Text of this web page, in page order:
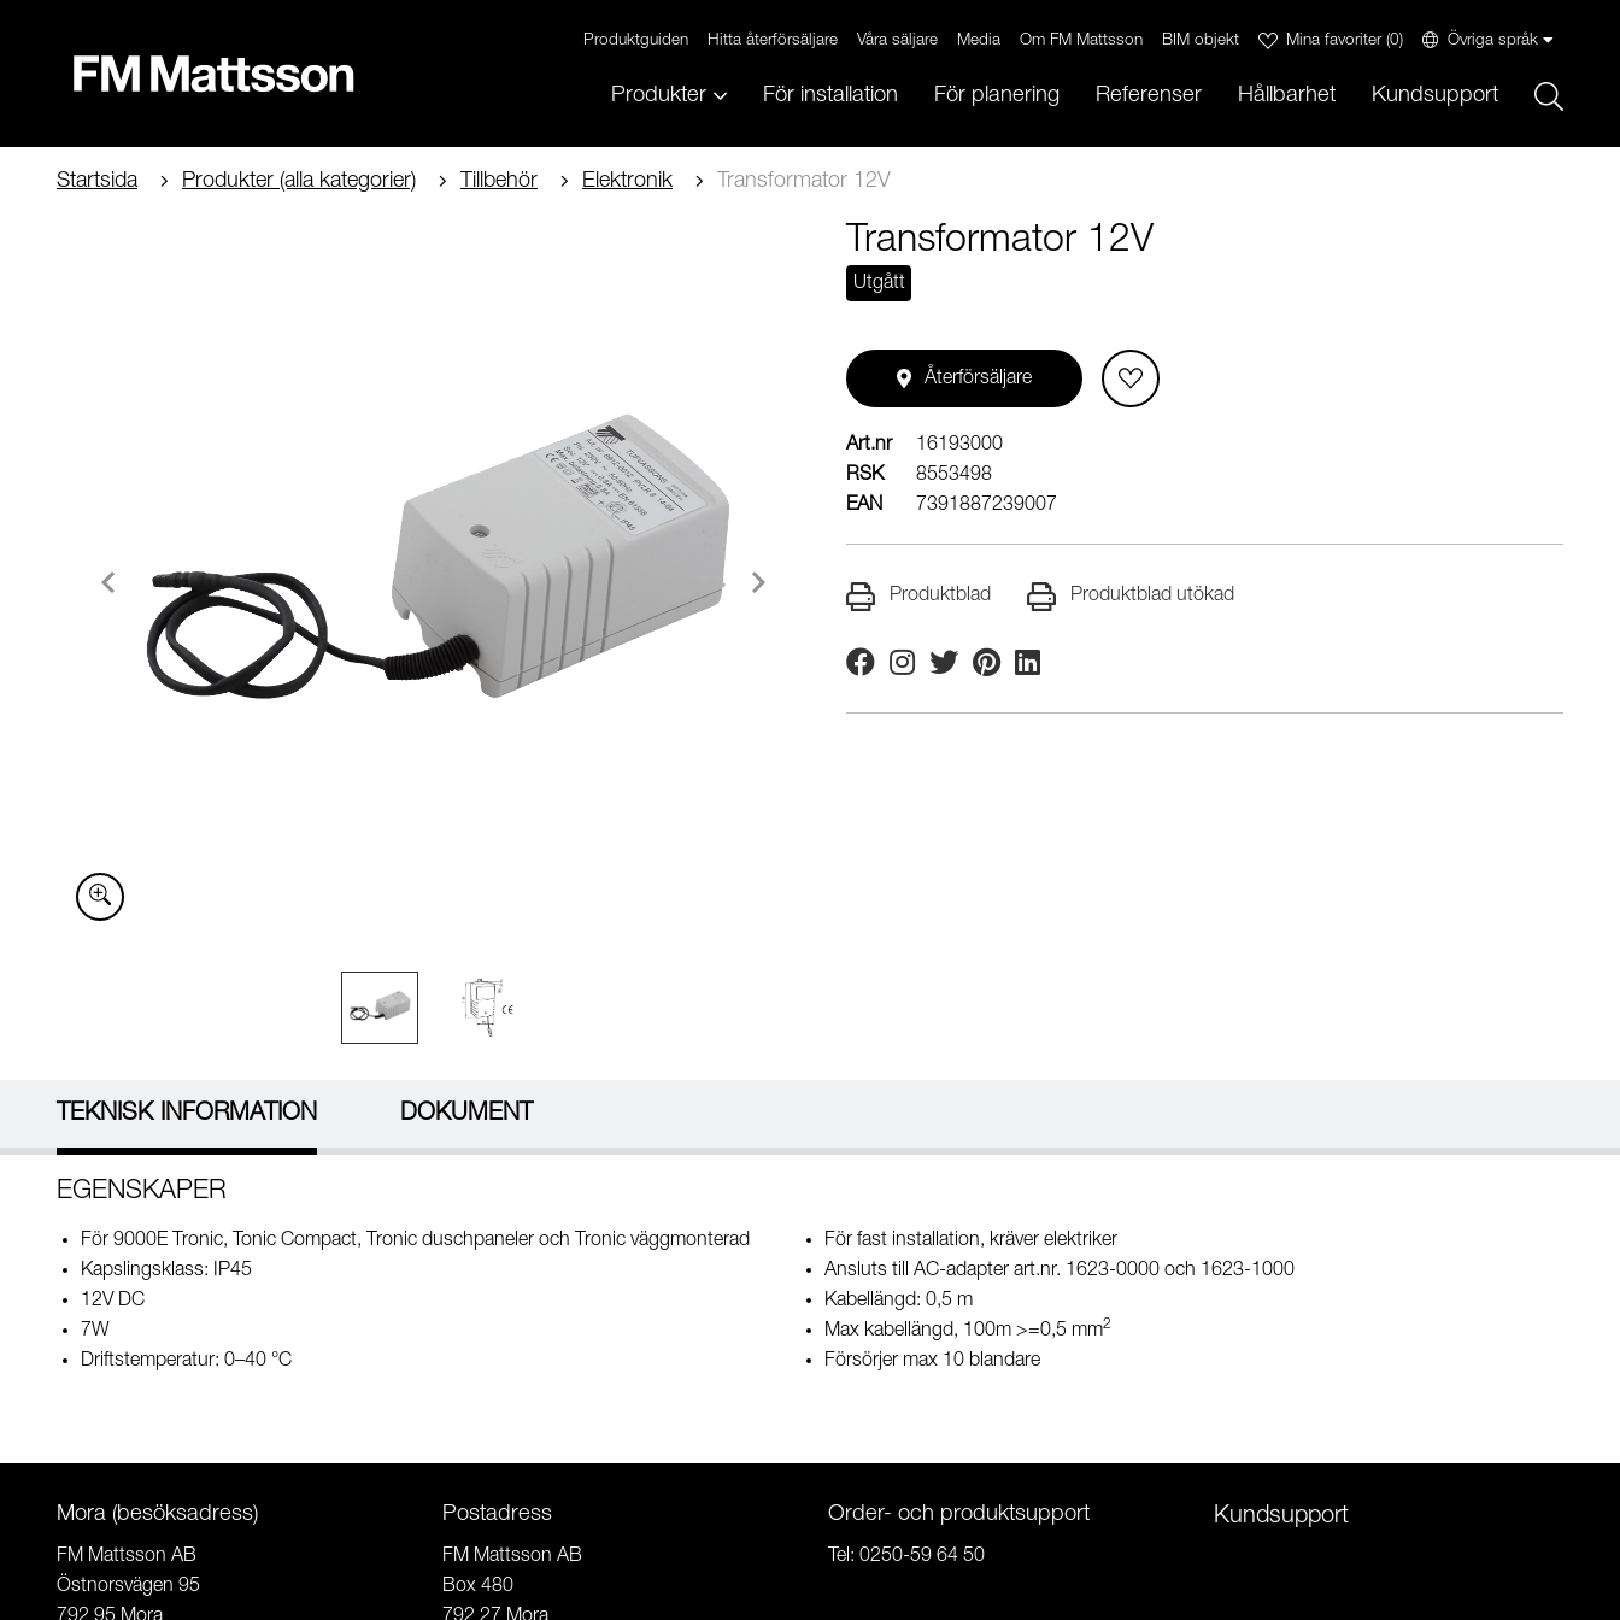
Produktguiden Hitta återförsäljare Våra säljare Media Om FM Mattsson BIM objekt Mina favoriter(0) Övriga språk
Produkter För installation För planering Referenser Hållbarhet Kundsupport
Startsida Produkter (alla kategorier) Tillbehör Elektronik Transformator 12V
Transformator 12V
Utgått
Återförsäljare
Art.nr
16193000
RSK
8553498
EAN
7391887239007
Produktblad Produktblad utökad
FacebookInstagram
TwitterPinterestLinkedin
TEKNISK INFORMATION DOKUMENT
EGENSKAPER
För 9000E Tronic, Tonic Compact, Tronic duschpaneler och Tronic väggmonterad
Kapslingsklass: IP45
12V DC
7W
Driftstemperatur: 0–40 °C
För fast installation, kräver elektriker
Ansluts till AC-adapter art.nr. 1623-0000 och 1623-1000
Kabellängd: 0,5 m
Max kabellängd, 100m >=0,5 mm2
Försörjer max 10 blandare
Mora (besöksadress)
FM Mattsson AB
Östnorsvägen 95
Postadress
FM Mattsson AB
Box 480
Order- och produktsupport
Tel: 0250-59 64 50
Kundsupport